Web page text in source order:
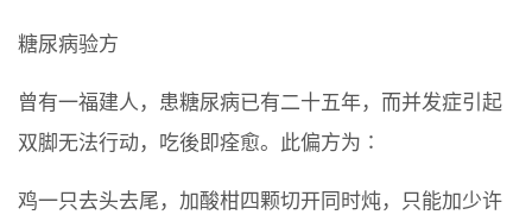
糖尿病验方
曾有一福建人，患糖尿病已有二十五年，而并发症引起
双脚无法行动，吃後即痊愈。此偏方为∶
鸡一只去头去尾，加酸柑四颗切开同时炖，只能加少许